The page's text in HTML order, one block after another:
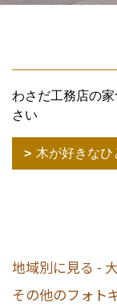
わさだ工務店の
さい
木が好きなひ
地域別に見る -
その他のフォト